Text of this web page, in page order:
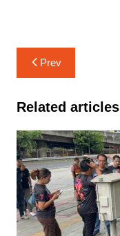
แนะแนว
เรื่อง
Prev
Related articles